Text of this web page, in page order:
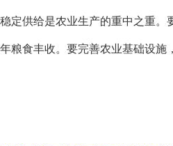
定供给是农业生产的重中之重
食丰收。要完善农业基础设